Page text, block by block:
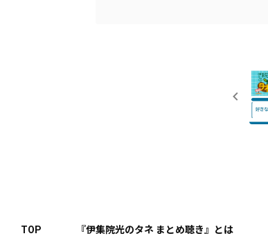
TOP 『伊集院光のタネ まとめ聴き』とは